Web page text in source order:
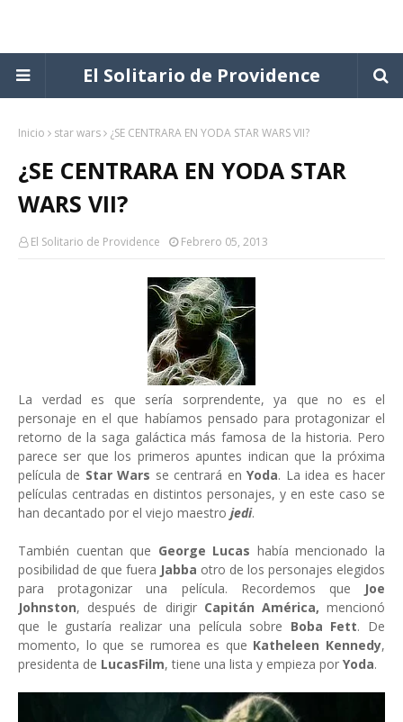
El Solitario de Providence
Inicio star wars ¿SE CENTRARA EN YODA STAR WARS VII?
¿SE CENTRARA EN YODA STAR
WARS VII?
El Solitario de Providence Febrero 05, 2013
La verdad es que sería sorprendente, ya que no es el
personaje en el que habíamos pensado para protagonizar el
retorno de la saga galáctica más famosa de la historia. Pero
parece ser que los primeros apuntes indican que la próxima
película de Star Wars se centrará enYoda. La idea es hacer
películas centradas en distintos personajes, y en este caso se
han decantado por el viejo maestro jedi.
También cuentan que George Lucas había mencionado la
posibilidad de que fuera Jabba otro de los personajes elegidos
para protagonizar una película. Recordemos que Joe
Johnston, después de dirigirCapitán América, mencionó
que le gustaría realizar una película sobre Boba Fett. De
momento, lo que se rumorea es que Katheleen Kennedy,
presidenta de LucasFilm, tiene una lista y empieza por Yoda.